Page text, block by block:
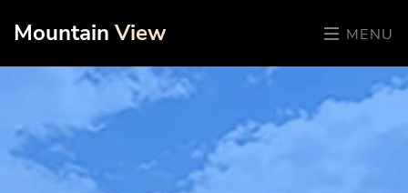
Mountain View MENU